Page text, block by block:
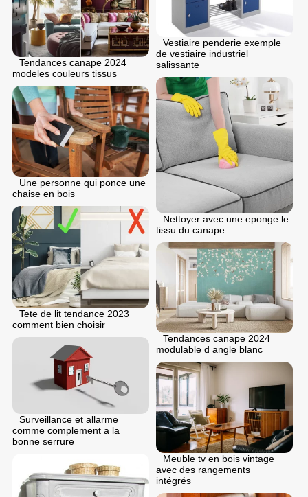
Vestiaire penderie exemple
de vestiaire industriel
salissante
Tendances canape 2024
modeles couleurs tissus
Nettoyer avec une eponge le
tissu du canape
Une personne qui ponce une
chaise en bois
Tete de lit tendance 2023
comment bien choisir
Tendances canape 2024
modulable d angle blanc
Surveillance et allarme
comme complement a la
bonne serrure
Meuble tv en bois vintage
avec des rangements
intégrés